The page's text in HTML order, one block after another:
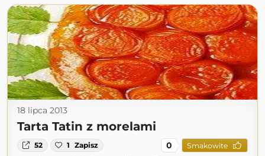
18 lipca 2013
Tarta Tatin z morelami
52 1 Zapisz 0 Smakowite